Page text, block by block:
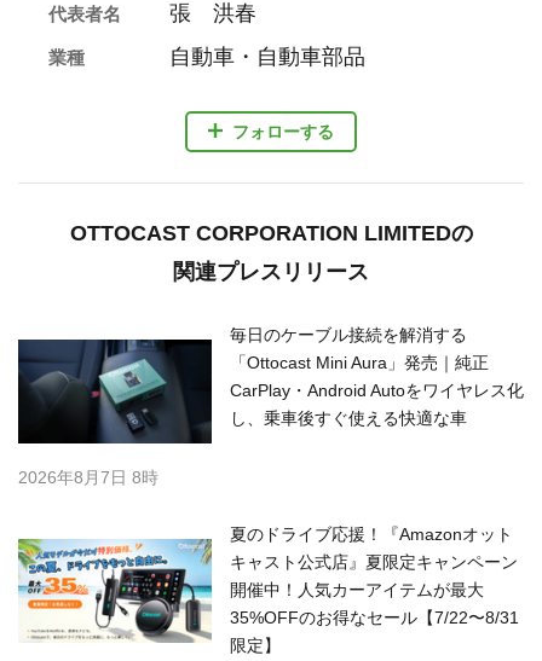
フォローする
代表者名 張 洪春
業種 自動車・自動車部品
OTTOCAST CORPORATION LIMITEDの
関連プレスリリース
毎日のケーブル接続を解消する
「Ottocast Mini Aura」発売｜純正
CarPlay・Android Autoをワイヤレス化
し、乗車後すぐ使える快適な車
2026年8月7日 8時
夏のドライブ応援！『Amazonオット
キャスト公式店』夏限定キャンペーン
開催中！人気カーアイテムが最大
35%OFFのお得なセール【7/22〜8/31
限定】